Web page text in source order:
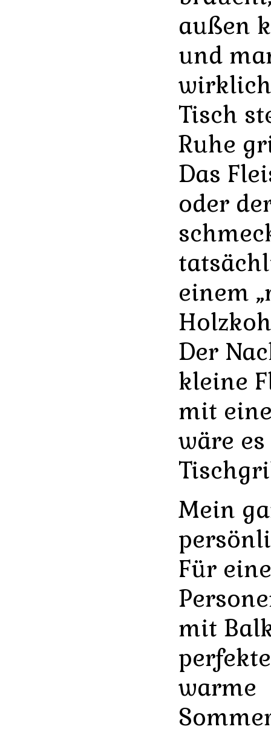
außen
und
Tisch
Ruhe
Das
oder
einem
Der
kleine
mit
wäre
Mein
Für
mit
warme